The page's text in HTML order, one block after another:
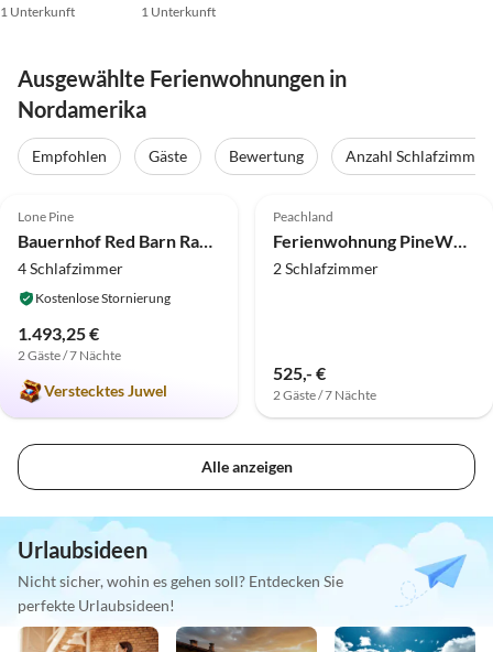
1 Unterkunft 1 Unterkunft
Ausgewählte Ferienwohnungen in
Nordamerika
Empfohlen Gäste Bewertung
Anzahl Schlafzimmer
Lone Pine
4 Schlafzimmer
Kostenlose Stornierung
1.493,25 €
2 Gäste / 7 Nächte
Verstecktes Juwel
Peachland
2 Schlafzimmer
525,- €
2 Gäste / 7 Nächte
Alle anzeigen
Urlaubsideen
Nicht sicher, wohin es gehen soll? Entdecken Sie
perfekte Urlaubsideen!